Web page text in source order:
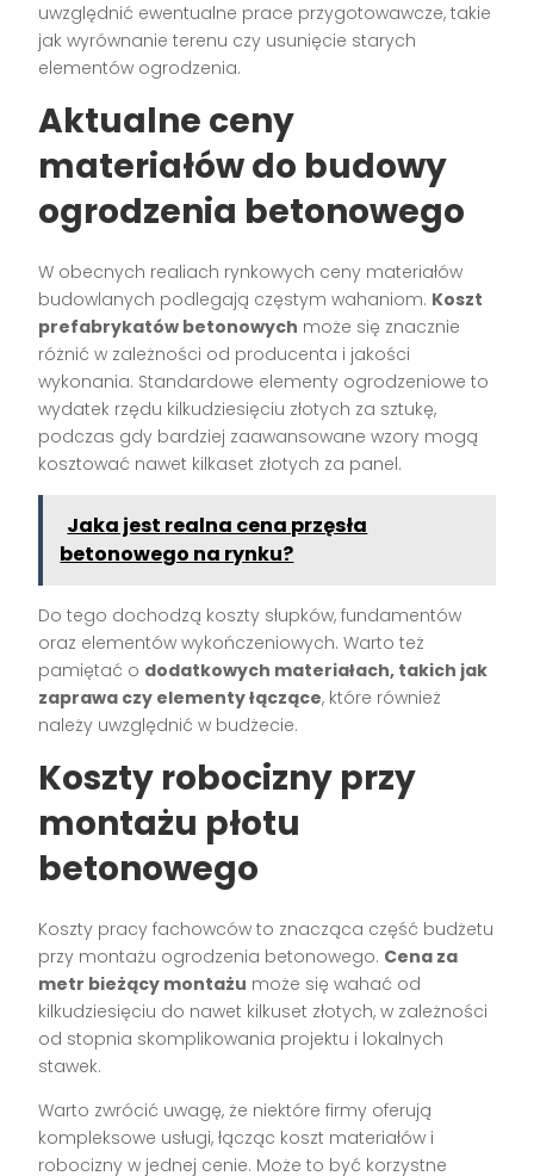
uwzględnić ewentualne prace przygotowawcze, takie
jak wyrównanie terenu czy usunięcie starych
elementów ogrodzenia.
Aktualne ceny
materiałów do budowy
ogrodzenia betonowego
W obecnych realiach rynkowych ceny materiałów
budowlanych podlegają częstym wahaniom. Koszt
prefabrykatów betonowych może się znacznie
różnić w zależności od producenta i jakości
wykonania. Standardowe elementy ogrodzeniowe to
wydatek rzędu kilkudziesięciu złotych za sztukę,
podczas gdy bardziej zaawansowane wzory mogą
kosztować nawet kilkaset złotych za panel.
Jaka jest realna cena przęsła
betonowego na rynku?
Do tego dochodzą koszty słupków, fundamentów
oraz elementów wykończeniowych. Warto też
pamiętać o dodatkowych materiałach, takich jak
zaprawa czy elementy łączące, które również
należy uwzględnić w budżecie.
Koszty robocizny przy
montażu płotu
betonowego
Koszty pracy fachowców to znacząca część budżetu
przy montażu ogrodzenia betonowego. Cena za
metr bieżący montażu może się wahać od
kilkudziesięciu do nawet kilkuset złotych, w zależności
od stopnia skomplikowania projektu i lokalnych
stawek.
Warto zwrócić uwagę, że niektóre firmy oferują
kompleksowe usługi, łącząc koszt materiałów i
robocizny w jednej cenie. Może to być korzystne